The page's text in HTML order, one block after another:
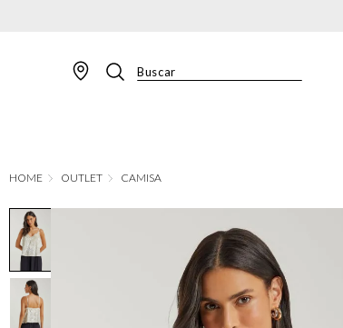
Buscar
VESTIDOS
JAQUETA
OUTLET CAMISA